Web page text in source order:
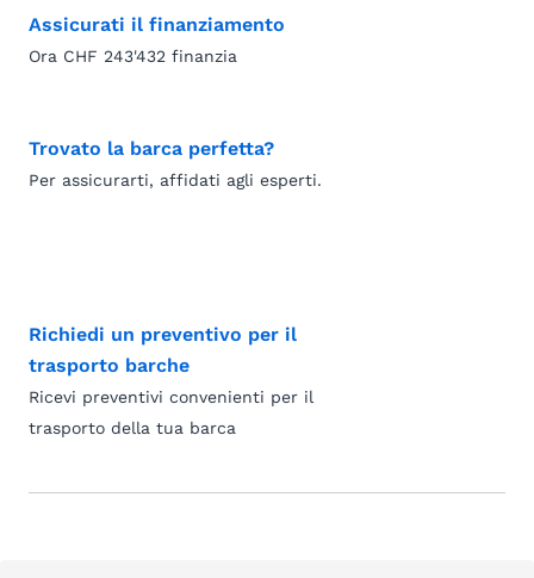
Assicurati il finanziamento
Ora CHF 243'432 finanzia
Trovato la barca perfetta?
Per assicurarti, affidati agli esperti.
Richiedi un preventivo per il
trasporto barche
Ricevi preventivi convenienti per il
trasporto della tua barca